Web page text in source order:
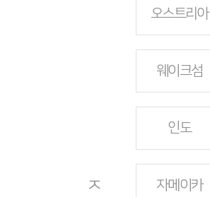
오스트리아
웨이크섬
인도
ㅈ 자메이카